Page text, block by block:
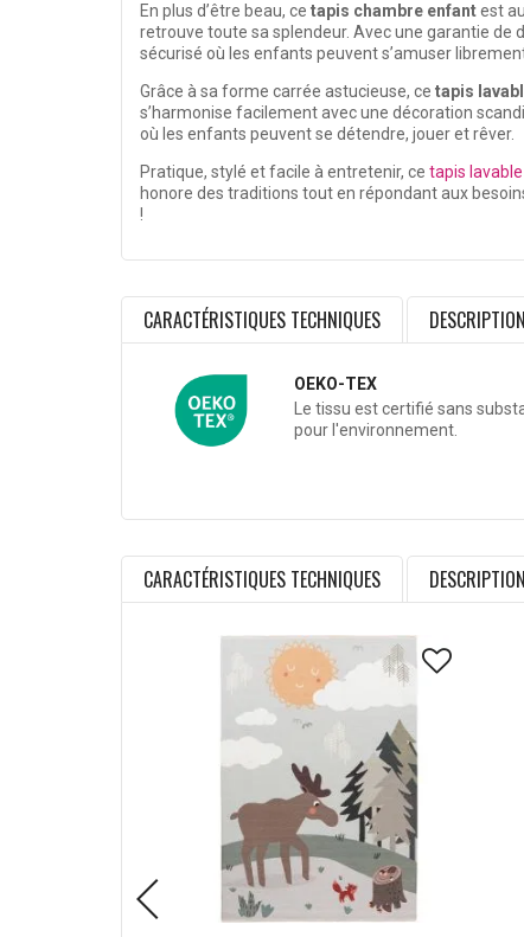
En plus d’être beau, ce tapis chambre enfantest
retrouve toute sa splendeur. Avec une garantie de
sécurisé où les enfants peuvent s’amuser
Grâce à sa forme carrée astucieuse, ce tapis
s’harmonise facilement avec une décoration
où les enfants peuvent se détendre, jouer et rêver.
Pratique, stylé et facile à entretenir, ce tapis
honore des traditions tout en répondant aux
!
CARACTÉRISTIQUES TECHNIQUES DESCRIPTION
OEKO-TEX
Le tissu est certifié sans
pour l'environnement.
CARACTÉRISTIQUES TECHNIQUES DESCRIPTION